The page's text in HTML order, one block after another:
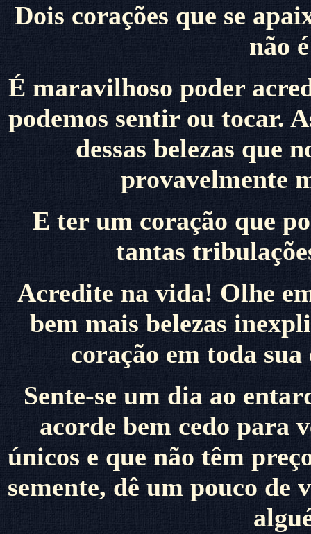
Dois corações que se
não
É maravilhoso poder
podemos sentir ou tocar.
dessas belezas que
provavelmente
E ter um coração que
tantas
Acredite na vida! Olhe
bem mais belezas
coração em toda
Sente-se um dia ao
acorde bem cedo para
únicos e que não têm
semente, dê um pouco de